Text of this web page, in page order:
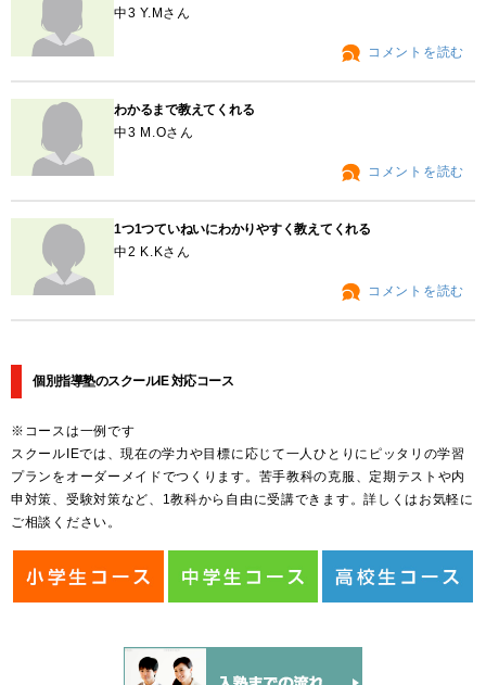
中3 Y.Mさん
コメントを読む
わかるまで教えてくれる
中3 M.Oさん
コメントを読む
1つ1つていねいにわかりやすく教えてくれる
中2 K.Kさん
コメントを読む
個別指導塾のスクールIE 対応コース
※コースは一例です
スクールIEでは、現在の学力や目標に応じて一人ひとりにピッタリの学習
プランをオーダーメイドでつくります。苦手教科の克服、定期テストや内
申対策、受験対策など、1教科から自由に受講できます。詳しくはお気軽に
ご相談ください。